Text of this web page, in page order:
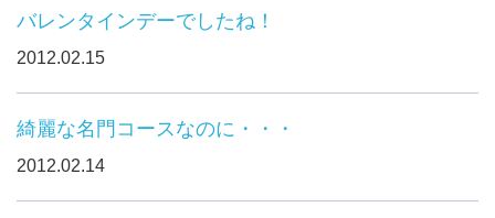
バレンタインデーでしたね！
2012.02.15
綺麗な名門コースなのに・・・
2012.02.14